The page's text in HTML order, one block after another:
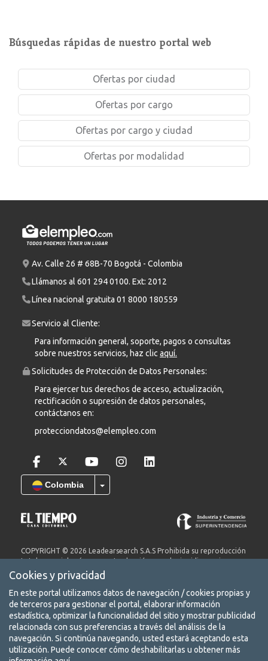
Búsquedas rápidas de nuestro portal web
Ofertas por ciudad
Ofertas por cargo
Ofertas por cargo y ciudad
Ofertas por modalidad
Av. Calle 26 # 68B-70 Bogotá - Colombia
Llámanos al 601 294 0100. Ext: 2012
Línea nacional gratuita 01 8000 180559
Servicio al Cliente:
Para información general, soporte, pagos o consultas
sobre nuestros servicios, haz clicaquí.
Solicitudes de Protección de Datos Personales:
Para ejercer tus derechos de acceso, actualización,
rectificación o supresión de datos personales,
contáctanos en:
protecciondatos@elempleo.com
Colombia
COPYRIGHT © 2026 Leadearsearch S.A.S Prohibida su reproducción
total o parcial, así como su traducción a cualquier idioma sin
autorización escrita de su titular. elempleo.com es un producto de
Leadearsearch S.A.S. Nit. 8300651578.
Términos y condiciones
Aviso de privacidad
Protección de datos
Cookies y privacidad
En este portal utilizamos datos de navegación / cookies propias y
de terceros para gestionar el portal, elaborar información
estadística, optimizar la funcionalidad del sitio y mostrar publicidad
relacionada con sus preferencias a través del análisis de la
navegación. Si continúa navegando, usted estará aceptando esta
utilización. Puede conocer cómo deshabilitarlas u obtener más